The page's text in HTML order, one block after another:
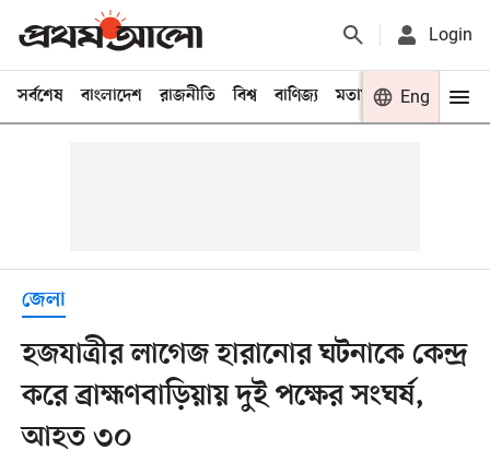
Login
সর্বশেষ বাংলাদেশ রাজনীতি বিশ্ব বাণিজ্য মতামত খেলা
Eng
জেলা
হজযাত্রীর লাগেজ হারানোর ঘটনাকে কেন্দ্র
করে ব্রাহ্মণবাড়িয়ায় দুই পক্ষের সংঘর্ষ,
আহত ৩০